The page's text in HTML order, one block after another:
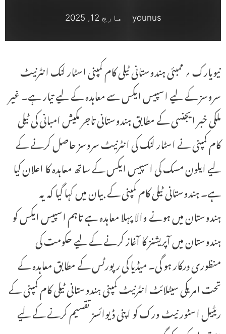
younus مارچ 12, 2025
نیویارک ؍ ممبئی ہندوستانی ٹیلی کام کمپنی اسٹار لنک انٹرنیٹ
سروسز کے لیے اسپیس ایکس سے معاہدہ کے لیے تیار ہے۔ غیر
ملکی خبر ایجنسی کے مطابق ہندوستانی تاجر مکیش امبانی کی ٹیلی
کام کمپنی نے اسٹار لنک کی انٹرنیٹ سروسز حاصل کرنے کے
لیے ایلون مسک کی اسپیس ایکس کے ساتھ معاہدہ کا اعلان کیا
ہے۔ ہندوستانی ٹیلی کام کمپنی کے بیان میں کہا گیا کہ یہ
ہندوستان میں ہونے والا پہلا معاہدہ ہے تاہم اسپیس ایکس کو
ہندوستان میں آپریشنز کا آغاز کرنے کے لیے حکومت کی
منظوری درکار ہو گی۔ میڈیا کی رپورٹس کے مطابق معاہدہ کے
تحت امریکی سیٹلائٹ انٹرنیٹ کمپنی ہندوستانی ٹیلی کام کمپنی کے
ریٹیل اسٹور نیٹ ورک کو اپنی ڈیوائسز تقسیم کرنے کے لیے